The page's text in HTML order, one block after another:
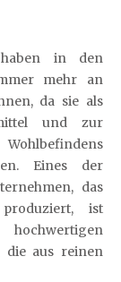
in den
mehr an
da sie als
und zur
Eines der
das
ist
die aus reinen